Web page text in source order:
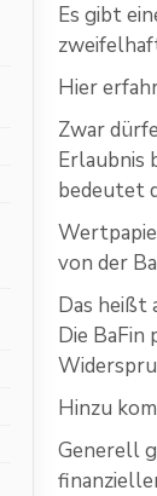
Es gibt
Hier
Zwar
Erlaubnis
bedeutet
von der
Das heißt
Die
Hinzu
Generell